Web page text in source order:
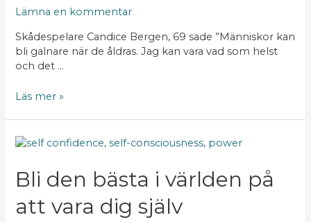
Lämna en kommentar
Skådespelare Candice Bergen, 69 sade ”Människor kan
bli galnare när de åldras. Jag kan vara vad som helst
och det …
sig
Läs mer »
Bli den bästa i världen på
att vara dig själv
Bli
bästa
världen
på